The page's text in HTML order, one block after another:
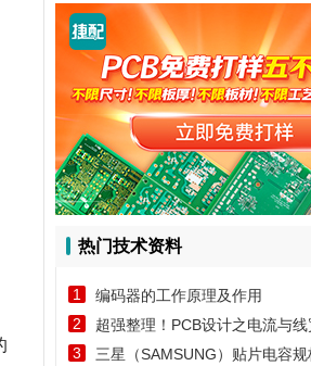
热门技术资料
编码器的工作原理及作用
1
超强整理！PCB设计之电流与
2
三星（SAMSUNG）贴片电容
3